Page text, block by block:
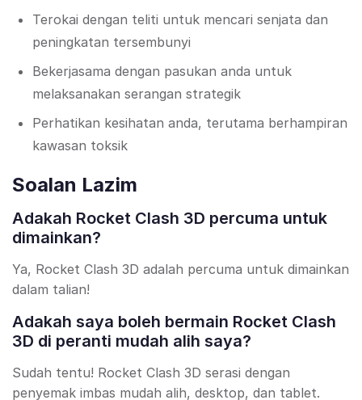
Terokai dengan teliti untuk mencari senjata dan
peningkatan tersembunyi
Bekerjasama dengan pasukan anda untuk
melaksanakan serangan strategik
Perhatikan kesihatan anda, terutama berhampiran
kawasan toksik
Soalan Lazim
Adakah Rocket Clash 3D percuma untuk
dimainkan?
Ya, Rocket Clash 3D adalah percuma untuk dimainkan
dalam talian!
Adakah saya boleh bermain Rocket Clash
3D di peranti mudah alih saya?
Sudah tentu! Rocket Clash 3D serasi dengan
penyemak imbas mudah alih, desktop, dan tablet.